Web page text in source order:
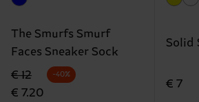
The Smurfs Smurf
Faces Sneaker Sock
Originalpreis
€ 12
Reduzierter Preis
€ 7.20
-40%
Solid
€ 7